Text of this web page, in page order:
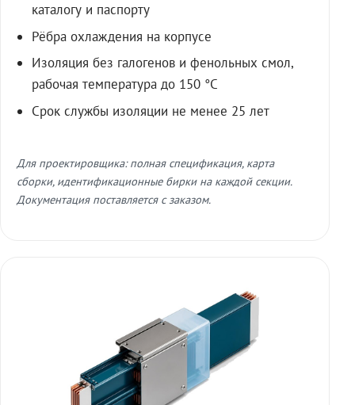
каталогу и паспорту
Рёбра охлаждения на корпусе
Изоляция без галогенов и фенольных смол,
рабочая температура до 150 °C
Срок службы изоляции не менее 25 лет
Для проектировщика: полная спецификация, карта
сборки, идентификационные бирки на каждой секции.
Документация поставляется с заказом.